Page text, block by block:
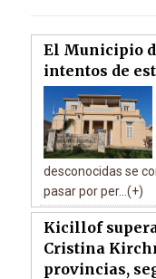
El Municipio
intentos de
desconocidas se
pasar por per...(+)
Kicillof
Cristina
provincias,